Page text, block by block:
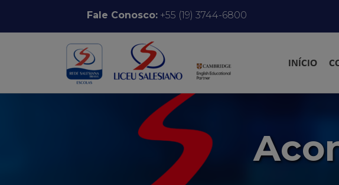
Pular para o conteúdoFale Conosco:+55 (19) 3744-6800
INÍCIO